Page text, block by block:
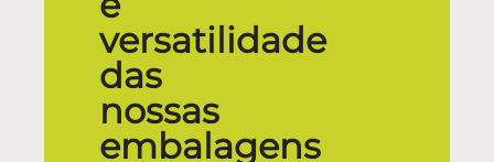
versatilidade
das
nossas
embalagens